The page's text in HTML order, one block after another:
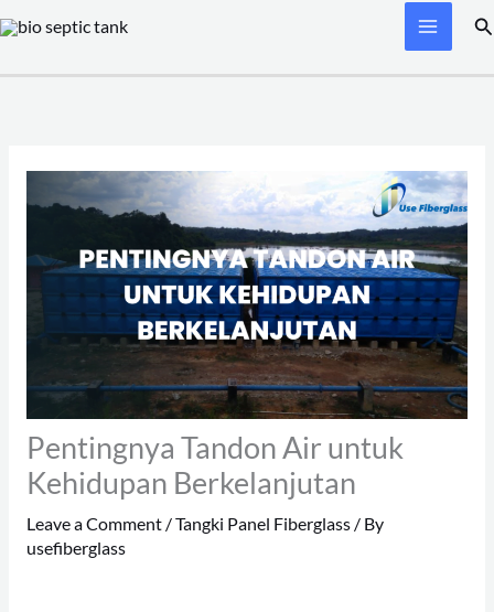
Skip
content
Pentingnya Tandon Air untuk
Kehidupan Berkelanjutan
Leave a Comment /Tangki Panel Fiberglass/ By
usefiberglass